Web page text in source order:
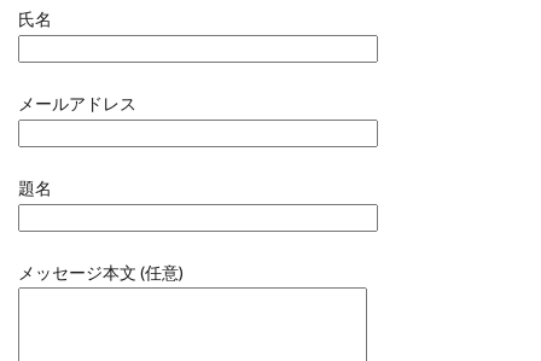
氏名
メールアドレス
題名
メッセージ本文 (任意)